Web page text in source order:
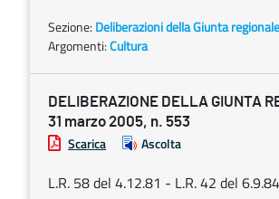
Sezione: Deliberazioni della Giunta regionale
Argomenti:Cultura
DELIBERAZIONE DELLA GIUNTA
31 marzo 2005, n. 553
Scarica Ascolta
L.R. 58 del 4.12.81 - L.R. 42 del